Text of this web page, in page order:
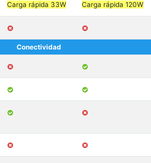
Carga rápida 33W Carga rápida 120W
Conectividad